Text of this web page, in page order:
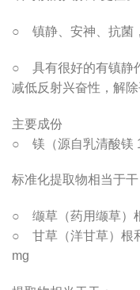
○ 镇静、安神、抗菌
○ 具有很好的有镇静
减低反射兴奋性，解除
主要成份
○ 镁（源自乳清酸镁
标准化提取物相当于干
○ 缬草（药用缬草）
○ 甘草（洋甘草）根
mg